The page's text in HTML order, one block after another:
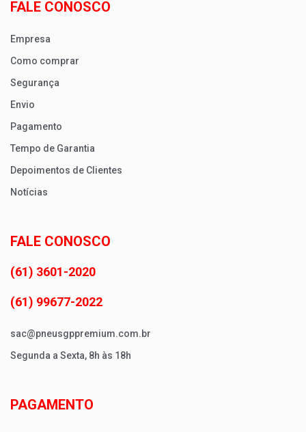
FALE CONOSCO
Empresa
Como comprar
Segurança
Envio
Pagamento
Tempo de Garantia
Depoimentos de Clientes
Notícias
FALE CONOSCO
(61) 3601-2020
(61) 99677-2022
sac@pneusgppremium.com.br
Segunda a Sexta, 8h às 18h
PAGAMENTO